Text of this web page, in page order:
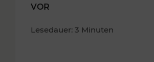
VOR
Lesedauer: 3 Minuten